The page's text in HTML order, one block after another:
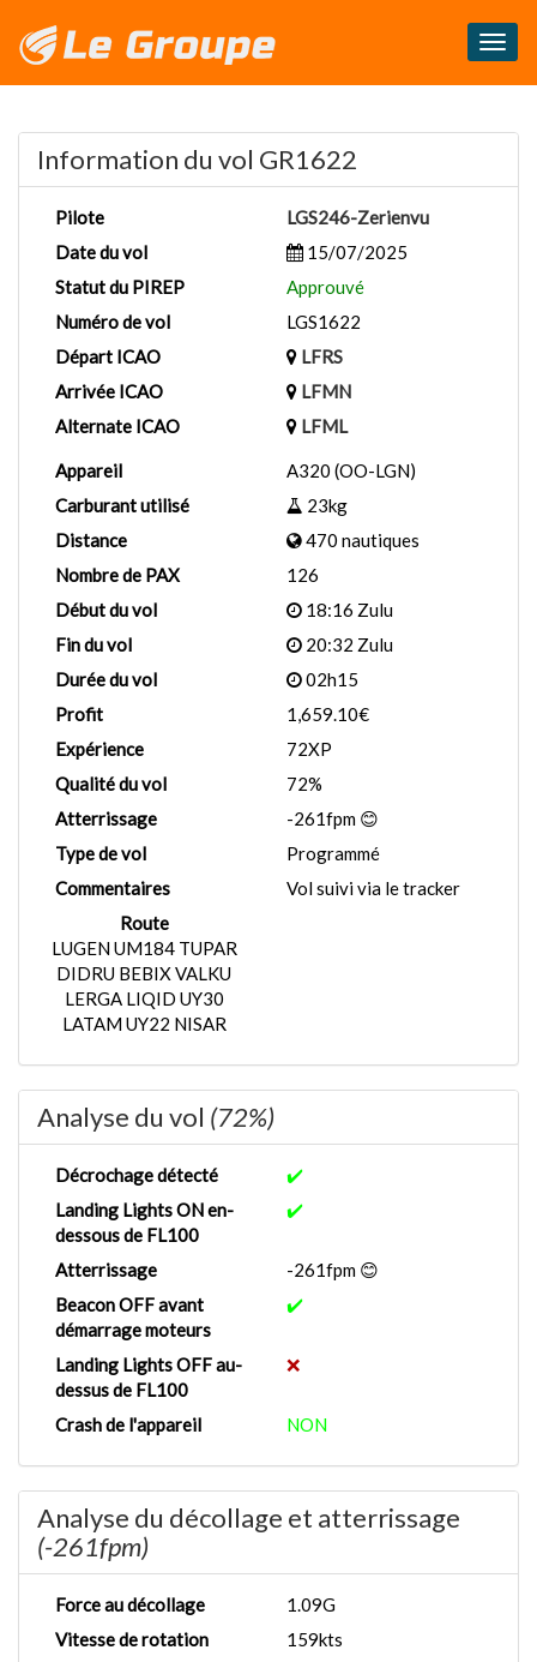
Information du vol GR1622
Pilote
LGS246-Zerienvu
Date du vol
15/07/2025
Statut du PIREP
Approuvé
Numéro de vol
LGS1622
Départ ICAO
LFRS
Arrivée ICAO
LFMN
Alternate ICAO
LFML
Appareil
A320 (OO-LGN)
Carburant utilisé
23kg
Distance
470 nautiques
Nombre de PAX
126
Début du vol
18:16 Zulu
Fin du vol
20:32 Zulu
Durée du vol
02h15
Profit
1,659.10€
Expérience
72XP
Qualité du vol
72%
Atterrissage
-261fpm 😊
Type de vol
Programmé
Commentaires
Vol suivi via le tracker
Route
LUGEN UM184 TUPAR
DIDRU BEBIX VALKU
LERGA LIQID UY30
LATAM UY22 NISAR
Analyse du vol (72%)
Décrochage détecté
✔️
Landing Lights ON en-
dessous de FL100
✔️
Atterrissage
-261fpm 😊
Beacon OFF avant
démarrage moteurs
✔️
Landing Lights OFF au-
dessus de FL100
❌
Crash de l'appareil NON
Analyse du décollage et atterrissage
(-261fpm)
Force au décollage
1.09G
Vitesse de rotation
159kts